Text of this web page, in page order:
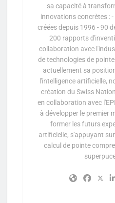
sa capacité à
innovations concrètes :
créées depuis 1996 - 90
200 rapports
collaboration avec
de technologies de
actuellement sa
l'intelligence artificielle,
création du Swiss
en collaboration avec
à développer le premier
former les futurs
artificielle, s'appuyant
calcul de pointe